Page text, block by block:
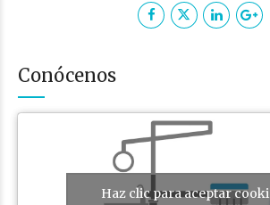
Conócenos
Haz clic para aceptar